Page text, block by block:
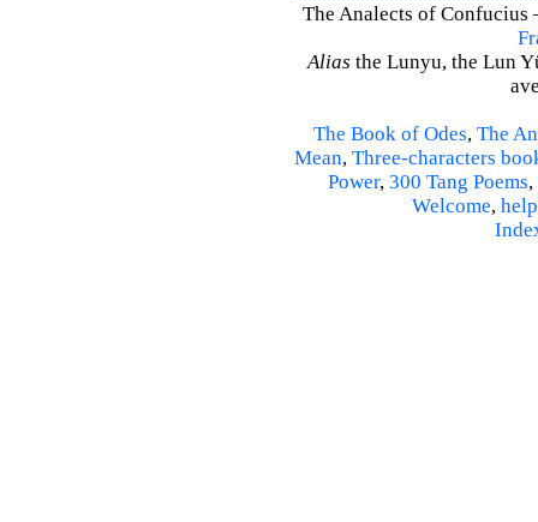
The Analects of Confucius
Alias the Lunyu, the Lun
The Book of Odes, The
Mean, Three-characters
Power, 300 Tang Poems,
Welcome, help